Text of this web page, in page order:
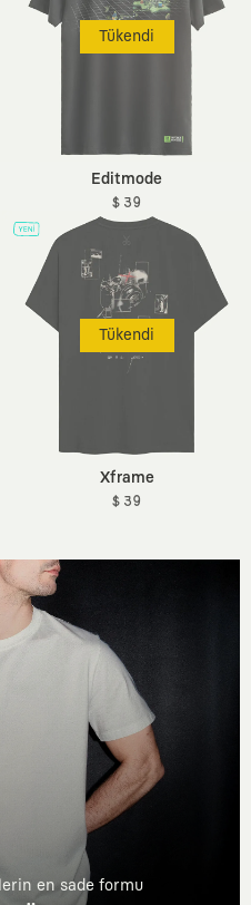
Tükendi
Editmode
$ 39
Tükendi
Xframe
$ 39
en sade formu